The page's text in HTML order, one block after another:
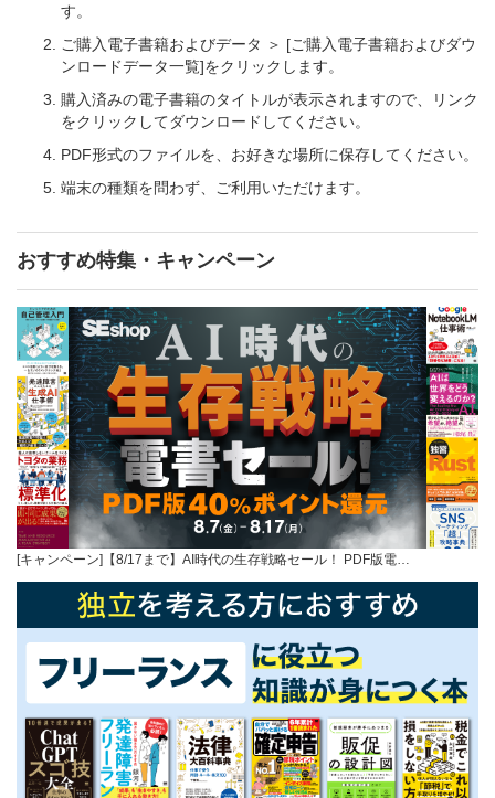
す。
ご購入電子書籍およびデータ ＞ [ご購入電子書籍およびダウ
ンロードデータ一覧]をクリックします。
購入済みの電子書籍のタイトルが表示されますので、リンク
をクリックしてダウンロードしてください。
PDF形式のファイルを、お好きな場所に保存してください。
端末の種類を問わず、ご利用いただけます。
おすすめ特集・キャンペーン
[キャンペーン]【8/17まで】AI時代の生存戦略セール！ PDF版電…